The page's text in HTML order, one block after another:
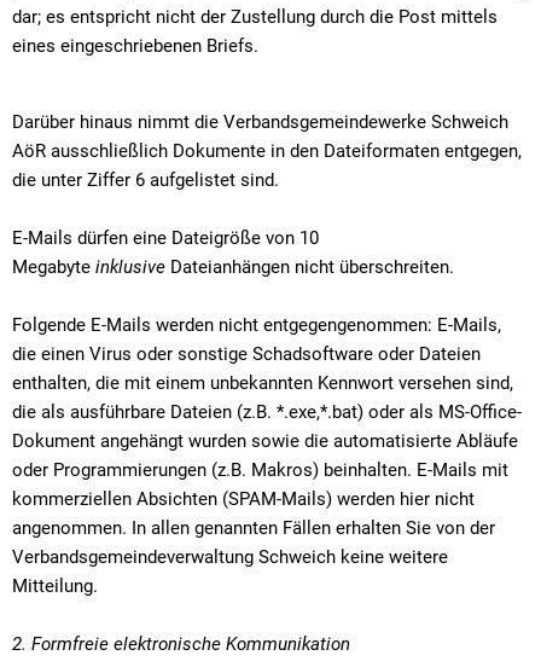
dar; es entspricht nicht der Zustellung durch die Post mittels
eines eingeschriebenen Briefs.
Darüber hinaus nimmt die Verbandsgemeindewerke Schweich
AöR ausschließlich Dokumente in den Dateiformaten entgegen,
die unter Ziffer 6 aufgelistet sind.
E-Mails dürfen eine Dateigröße von 10
Megabyte inklusive Dateianhängen nicht überschreiten.
Folgende E-Mails werden nicht entgegengenommen: E-Mails,
die einen Virus oder sonstige Schadsoftware oder Dateien
enthalten, die mit einem unbekannten Kennwort versehen sind,
die als ausführbare Dateien (z.B. *.exe,*.bat) oder als MS-Office-
Dokument angehängt wurden sowie die automatisierte Abläufe
oder Programmierungen (z.B. Makros) beinhalten. E-Mails mit
kommerziellen Absichten (SPAM-Mails) werden hier nicht
angenommen. In allen genannten Fällen erhalten Sie von der
Verbandsgemeindeverwaltung Schweich keine weitere
Mitteilung.
2. Formfreie elektronische Kommunikation